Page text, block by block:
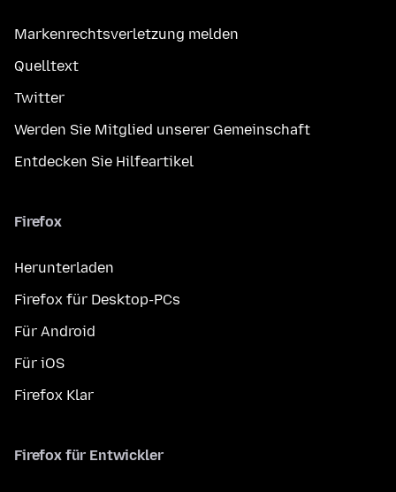
Markenrechtsverletzung melden
Quelltext
Twitter
Werden Sie Mitglied unserer Gemeinschaft
Entdecken Sie Hilfeartikel
Firefox
Herunterladen
Firefox für Desktop-PCs
Für Android
Für iOS
Firefox Klar
Firefox für Entwickler